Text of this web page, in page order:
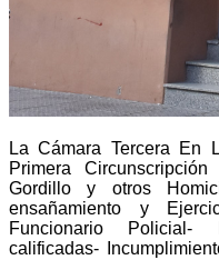
La Cámara Tercera En
Primera
Gordillo y otros
ensañamiento y
Funcionario Policial-
calificadas-